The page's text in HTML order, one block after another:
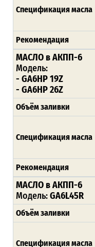
Спецификация масла
Рекомендация
МАСЛО в АКПП-6
Модель:
- GA6HP 19Z
- GA6HP 26Z
Объём заливки
Спецификация масла
Рекомендация
МАСЛО в АКПП-6
Модель:GA6L45R
Объём заливки
Спецификация масла